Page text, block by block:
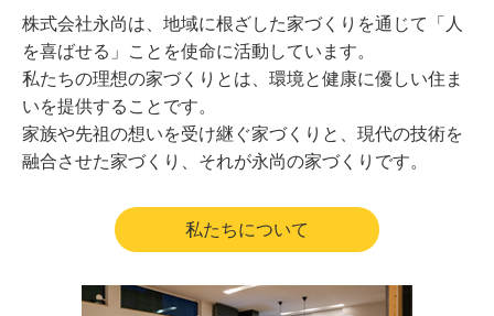
株式会社永尚は、地域に根ざした家づくりを通じて「人
を喜ばせる」ことを使命に活動しています。
私たちの理想の家づくりとは、環境と健康に優しい住ま
いを提供することです。
家族や先祖の想いを受け継ぐ家づくりと、現代の技術を
融合させた家づくり、それが永尚の家づくりです。
私たちについて